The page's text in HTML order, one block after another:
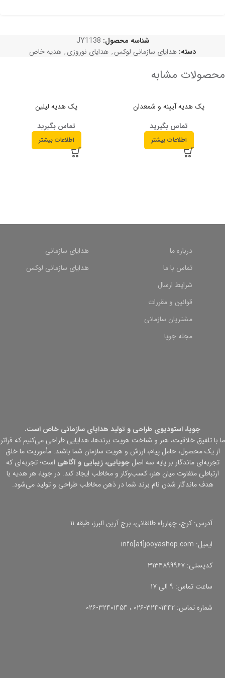
شناسه محصول: JY1138
دسته: هدایای سازمانی لوکس, هدایای نوروزی, هدیه خاص
محصولات مشابه
پک هدیه آیینه و شمعدان
تماس بگیرید
اطلاعات بیشتر
پک هدیه لیلین
تماس بگیرید
اطلاعات بیشتر
هدایای سازمانی
هدایای سازمانی لوکس
درباره ما
تماس با ما
شرایط ارسال
قوانین و مقررات
مشتریان سازمانی
مجله جویا
جویا، استودیوی طراحی و تولید هدایای سازمانی خاص است.
ما با تلفیق خلاقیت، هنر و شناخت هویت برندها، هدایایی طراحی می‌کنیم که فراتر
از یک محصول، حامل پیام، ارزش و هویت سازمان شما باشند. مأموریت ما خلق
تجربه‌ای ماندگار بر پایه سه اصلجویایی، زیبایی و آگاهی است؛ تجربه‌ای که
ارتباطی متفاوت میان هنر، کسب‌وکار و مخاطب ایجاد کند. در جویا، هر هدیه با
هدف ماندگار شدن نام برند شما در ذهن مخاطب طراحی و تولید می‌شود.
آدرس: کرج، چهارراه طالقانی، برج آرین البرز، طبقه ۱۱
ایمیل: info[at]jooyashop.com
کدپستی: ۳۱۳۴۸۹۹۹۶۷
ساعت تماس: ۹ الی ۱۷
شماره تماس: ۳۲۴۰۱۴۴۲-۰۲۶ ، ۳۲۴۰۱۴۵۴-۰۲۶